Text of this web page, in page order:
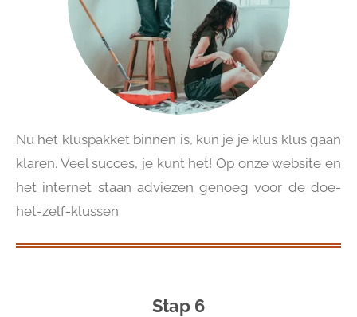
Nu het kluspakket binnen is, kun je je klus klus gaan
klaren. Veel succes, je kunt het! Op onze website en
het internet staan adviezen genoeg voor de doe-
het-zelf-klussen
Stap 6